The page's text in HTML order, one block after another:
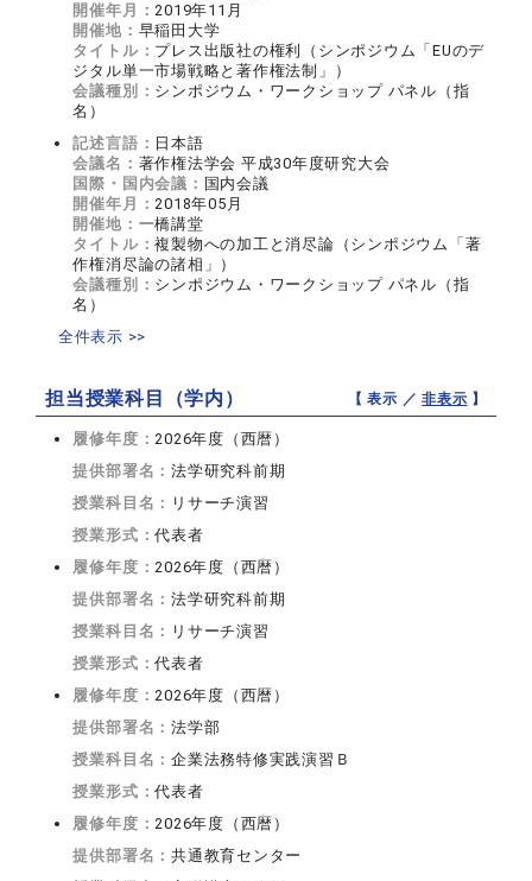
開催年月：2019年11月
開催地： 早稲田大学
タイトル： プレス出版社の権利（シンポジウム「EUのデ
ジタル単一市場戦略と著作権法制」）
会議種別： シンポジウム・ワークショップ パネル（指
名）
記述言語： 日本語
会議名： 著作権法学会 平成30年度研究大会
国際・国内会議： 国内会議
開催年月：2018年05月
開催地： 一橋講堂
タイトル：複製物への加工と消尽論（シンポジウム「著
作権消尽論の諸相」）
会議種別： シンポジウム・ワークショップ パネル（指
名）
全件表示 >>
担当授業科目（学内） 【 表示 ／非表示 】
履修年度：2026年度（西暦）
提供部署名：法学研究科前期
授業科目名： リサーチ演習
授業形式：代表者
履修年度：2026年度（西暦）
提供部署名：法学研究科前期
授業科目名： リサーチ演習
授業形式：代表者
履修年度：2026年度（西暦）
提供部署名：法学部
授業科目名：企業法務特修実践演習Ｂ
授業形式：代表者
履修年度：2026年度（西暦）
提供部署名：共通教育センター